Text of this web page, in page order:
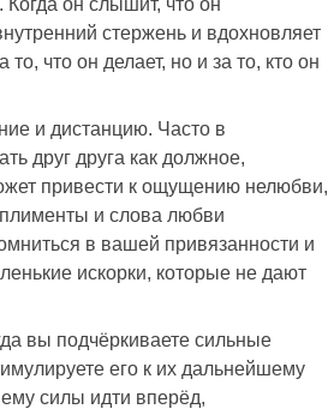
он слышит, что он
стержень и вдохновляет
что он делает, но и за то, кто он
и дистанцию. Часто в
друг друга как должное,
привести к ощущению нелюбви,
и слова любви
в вашей привязанности и
искорки, которые не дают
вы подчёркиваете сильные
его к их дальнейшему
ему силы идти вперёд,